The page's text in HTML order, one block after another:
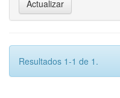
Resultados 1-1 de 1.